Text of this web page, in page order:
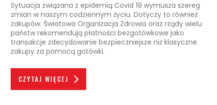
Sytuacja związana z epidemią Covid 19 wymusza szereg
zmian w naszym codziennym życiu. Dotyczy to również
zakupów. Światowa Organizacja Zdrowia oraz rządy wielu
państw rekomendują płatności bezgotówkowe jako
transakcje zdecydowanie bezpieczniejsze niż klasyczne
zakupy za pomocą gotówki.
CZYTAJ WIĘCEJ